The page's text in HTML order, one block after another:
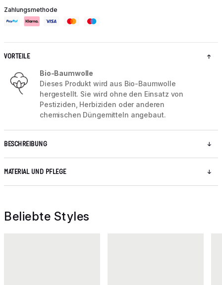
Zahlungsmethode
VORTEILE
Bio-Baumwolle
Dieses Produkt wird aus Bio-Baumwolle
hergestellt. Sie wird ohne den Einsatz von
Pestiziden, Herbiziden oder anderen
chemischen Düngemitteln angebaut.
BESCHREIBUNG
MATERIAL UND PFLEGE
Beliebte Styles